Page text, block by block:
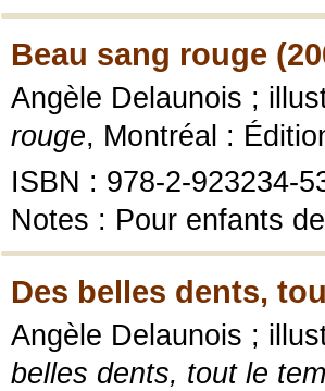
Beau sang rouge
Angèle Delaunois ;
rouge, Montréal :
ISBN : 978-2-923234-
Notes : Pour enfants
Des belles dents,
Angèle Delaunois ;
belles dents, tout le